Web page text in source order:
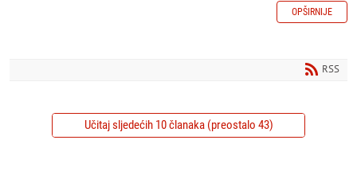
OPŠIRNIJE
RSS
Učitaj sljedećih 10 članaka (preostalo 43)